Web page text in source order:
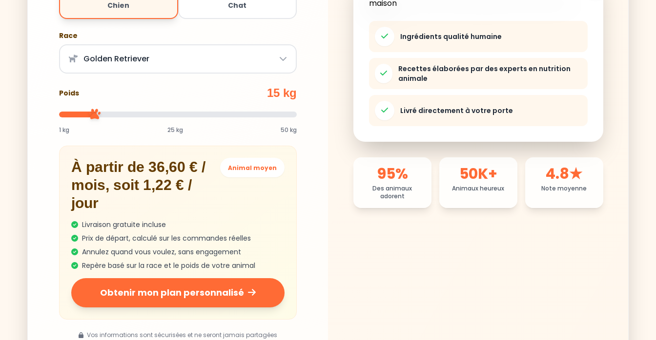
Chien Chat
Race
Poids 15 kg
1 kg 25 kg 50 kg
À partir de 36,60 € /
mois, soit 1,22 € /
jour
Animal moyen
Livraison gratuite incluse
Prix de départ, calculé sur les commandes réelles
Annulez quand vous voulez, sans engagement
Repère basé sur la race et le poids de votre animal
Obtenir mon plan personnalisé
Vos informations sont sécurisées et ne seront jamais partagées
Ingrédients qualité humaine
Recettes élaborées par des experts en nutrition
animale
Livré directement à votre porte
95%
Des animaux
adorent
50K+
Animaux heureux
4.8★
Note moyenne